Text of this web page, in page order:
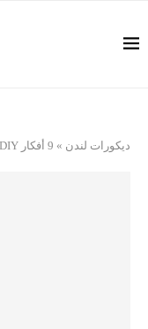
ديكورات لندن » 9 أفكار DIY لتجميل خزائن مطبخك